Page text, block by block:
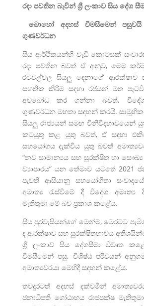
රඳා පවතින බැවින් ශ්‍රී ලංකාව සිය දේශ
බොහෝ අදහස් විමසීමෙන්
ගුණවර්ධන
සිය ආර්ථිකයන්හි වැඩි කොටසක්
රඳා පවතින බවත් ඒ අනුව, මෙම
රටවල්වල සියලු දෙනාගේ ආරක්ෂාව
සහතික කිරීම සඳහා රජයන් මත
අවබෝධ කර ගන්නා බවත්,
ගුණවර්ධන මහතා සඳහන් කරයි.
සියලු රාජ්‍යයන් සමඟ විනිවිදභාවයෙන්
කටයුතු කළ යුතු බවත්, ඒ සඳහා
සහයෝගය දැක්විය යුතු බවත්
“නව සාමාන්‍යය සහ සුරක්ෂිත හා
ව්‍යාපාරය” යන තේමාව යටතේ 2021
පැවති ආසියානු සහයෝගීතා
අමාත්‍ය රැස්වීමේ දී විදේශ
මැතිතුමා මේ බව ප්‍රකාශ කළේය.
සිය පුරවැසියන්ගේ මෙන්ම, මෙරටට
ද ආරක්ෂාව සහ සුරක්ෂිතභාවය
ශ්‍රී ලංකාව සිය දේශසීමා විවෘත
විමසීමෙන් පසු, විශිෂ්ඨ පරිචයන්
අමාත්‍යවරයා මෙහිදී සඳහන් කළේය.
තවදුරටත් අදහස් දක්වමින්
ජනාධිපති ගෝඨාභය රාජපක්ෂ